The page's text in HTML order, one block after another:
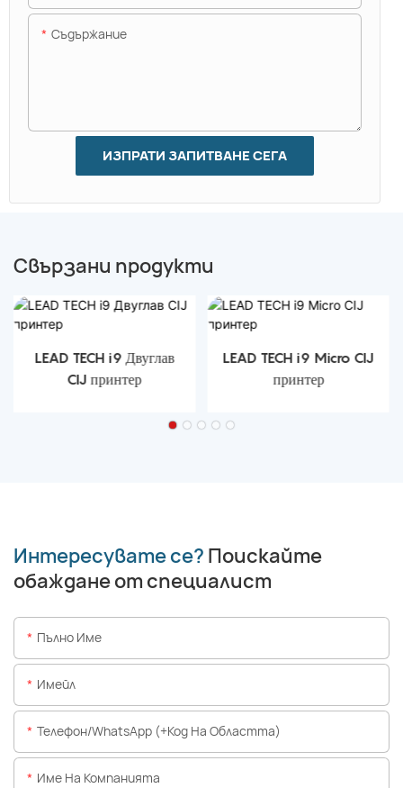
Съдържание
ИЗПРАТИ ЗАПИТВАНЕ СЕГА
Свързани продукти
LEAD TECH i9 Двуглав
CIJ принтер
LEAD TECH i9 Micro CIJ
принтер
Интересувате се? Поискайте
обаждане от специалист
Пълно Име
Имейл
Телефон/WhatsApp (+Код На Областта)
Име На Компанията